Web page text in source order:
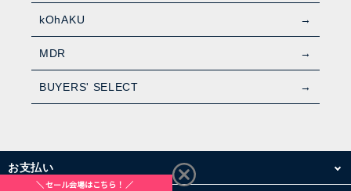
kOhAKU
MDR
BUYERS' SELECT
お支払い